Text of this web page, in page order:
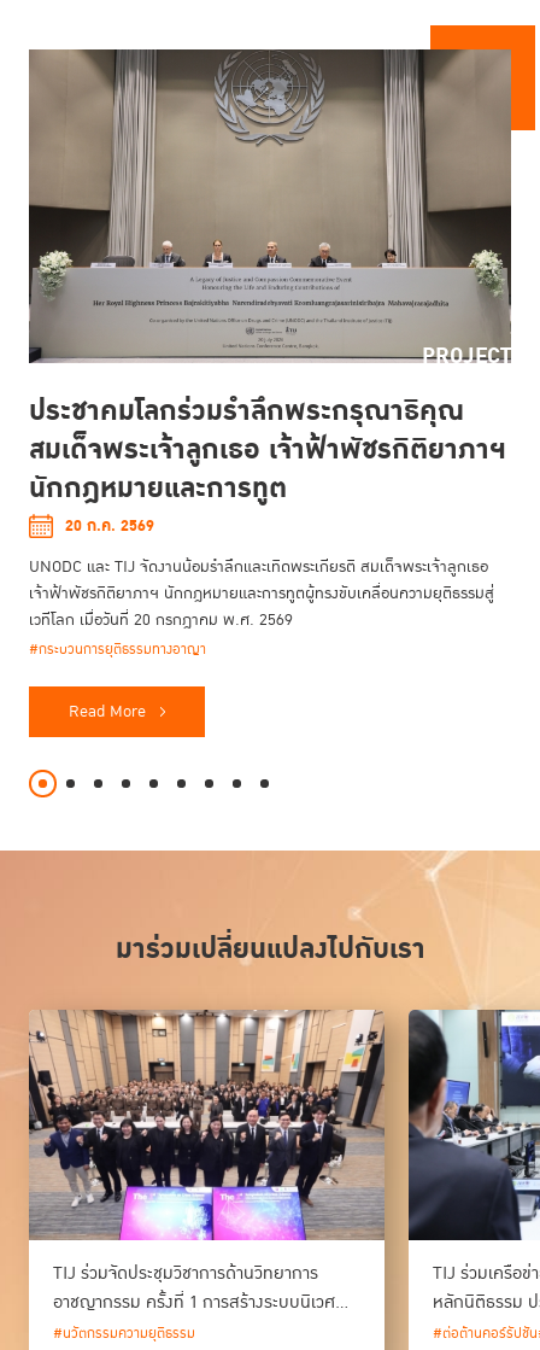
Read More
ประชาคมโลกร่วมรำลึกพระกรุณาธิคุณ
สมเด็จพระเจ้าลูกเธอ เจ้าฟ้าพัชรกิติยาภาฯ
นักกฎหมายและการทูต
20 ก.ค. 2569
UNODC และ TIJ จัดงานน้อมรำลึกและเทิดพระเกียรติ สมเด็จพระเจ้าลูกเธอ
เจ้าฟ้าพัชรกิติยาภาฯ นักกฎหมายและการทูตผู้ทรงขับเคลื่อนความยุติธรรมสู่
เวทีโลก เมื่อวันที่ 20 กรกฎาคม พ.ศ. 2569
#กระบวนการยุติธรรมทางอาญา
PROJECT
มาร่วมเปลี่ยนแปลงไปกับเรา
TIJ ร่วมจัดประชุมวิชาการด้านวิทยาการ
อาชญากรรม ครั้งที่ 1 การสร้างระบบนิเวศ
ด้านวิทยาการอาชญากรรม และนวัตกรรม
#นวัตกรรมความยุติธรรม
TIJ ร่วมเครือ
หลักนิติธรรม ป
#ต่อต้านคอร์รัปชัน